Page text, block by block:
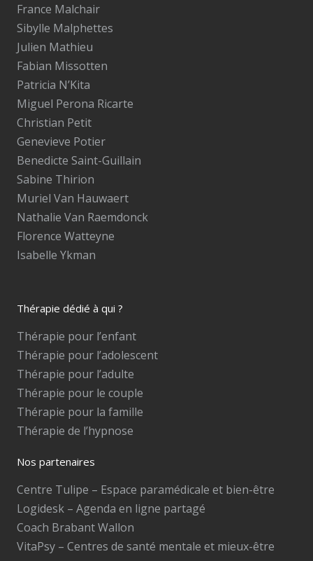
France Malchair
Sibylle Malphettes
Julien Mathieu
Fabian Missotten
Patricia N’Kita
Miguel Perona Ricarte
Christian Petit
Genevieve Potier
Benedicte Saint-Guillain
Sabine Thirion
Muriel Van Hauwaert
Nathalie Van Raemdonck
Florence Watteyne
Isabelle Ykman
Thérapie dédié à qui ?
Thérapie pour l’enfant
Thérapie pour l’adolescent
Thérapie pour l’adulte
Thérapie pour le couple
Thérapie pour la famille
Thérapie de l’hypnose
Nos partenaires
Centre Tulipe – Espace paramédicale et bien-être
Logidesk – Agenda en ligne partagé
Coach Brabant Wallon
VitaPsy – Centres de santé mentale et mieux-être